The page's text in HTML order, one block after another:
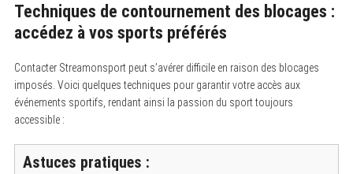
Techniques de contournement des blocages :
accédez à vos sports préférés
Contacter Streamonsport peut s’avérer difficile en raison des blocages
imposés. Voici quelques techniques pour garantir votre accès aux
événements sportifs, rendant ainsi la passion du sport toujours
accessible :
Astuces pratiques :
e
c